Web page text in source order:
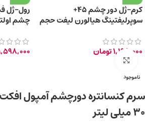
کرم-ژل دور چشم 45+
سوپرلیفتینگ هیالورن لیفت حجم
1,198,000تومان
رول-ژل
چشم اولترا
ناموجود
برای بزرگ‌نمایی کلیک کنید
۳۰ میلی لیتر